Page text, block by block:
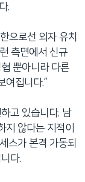
.
으로선 외자 유치
측면에서 신규
뿐아니라 다른
여집니다.”
고 있습니다. 남
지 않다는 지적이
스가 본격 가동되
다.